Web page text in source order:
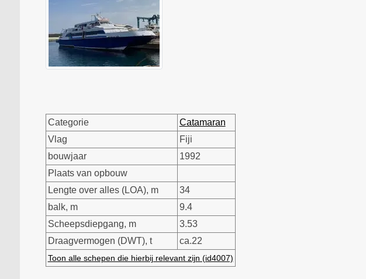
Categorie
Catamaran
Vlag
Fiji
bouwjaar
1992
Plaats van opbouw
Lengte over alles (LOA), m
34
balk, m
9.4
Scheepsdiepgang, m
3.53
Draagvermogen (DWT), t
ca.22
Toon alle schepen die hierbij relevant zijn (id4007)